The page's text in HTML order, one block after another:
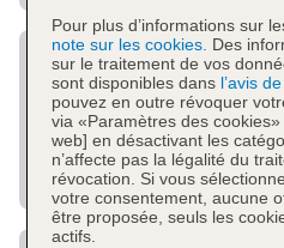
Pour plus d’informations sur
note sur les cookies. Des
sur le traitement de vos
sont disponibles dans l’avis
pouvez en outre révoquer
via «Paramètres des
web] en désactivant les
n’affecte pas la légalité du
révocation. Si vous
votre consentement, aucune
être proposée, seuls les
actifs.